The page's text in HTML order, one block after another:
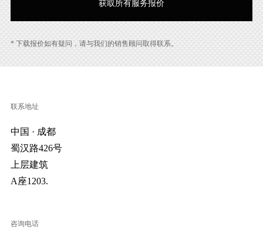
* 下载报价如有疑问，请与我们的销售顾问取得联系。
联系地址
中国 · 成都
蜀汉路426号
上层建筑
A座1203.
咨询电话